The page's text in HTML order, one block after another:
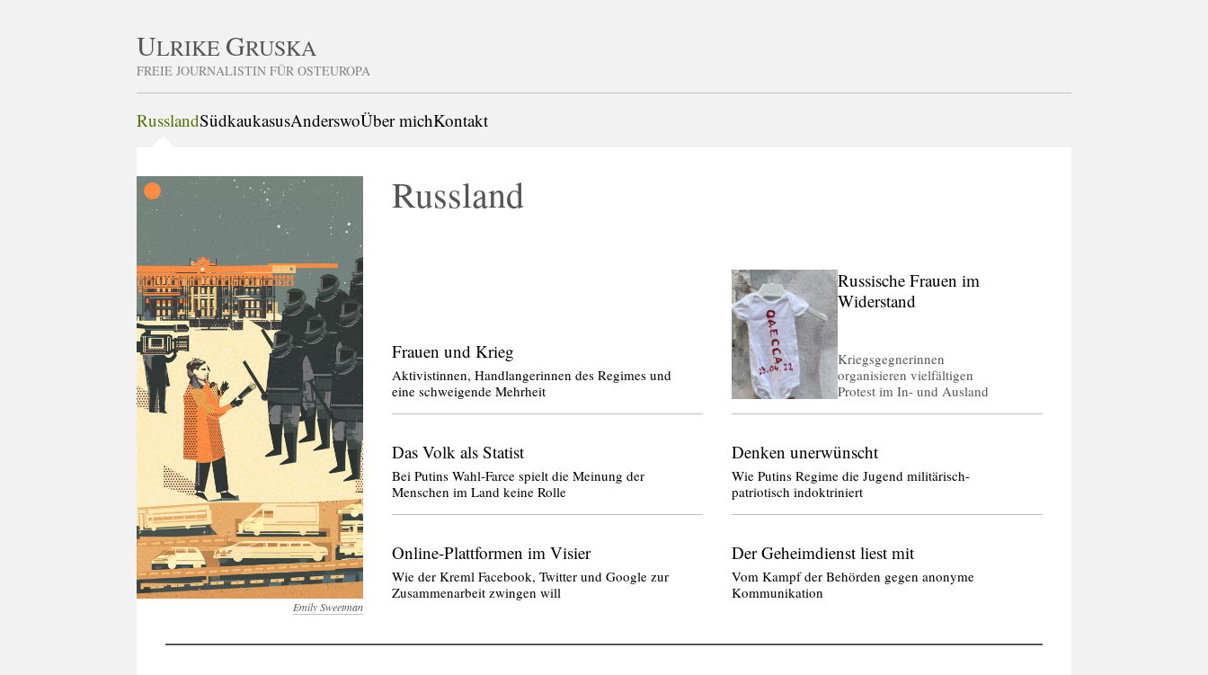
ULRIKE GRUSKA
FREIE JOURNALISTIN FÜR OSTEUROPA
RusslandSüdkaukasusAnderswoÜber michKontakt
Emily Sweetman
Russland
Frauen und Krieg
Aktivistinnen, Handlangerinnen des Regimes und
eine schweigende Mehrheit
Russische Frauen im
Widerstand
Kriegsgegnerinnen
organisieren vielfältigen
Protest im In- und Ausland
Das Volk als Statist
Bei Putins Wahl-Farce spielt die Meinung der
Menschen im Land keine Rolle
Denken unerwünscht
Wie Putins Regime die Jugend militärisch-
patriotisch indoktriniert
Online-Plattformen im Visier
Wie der Kreml Facebook, Twitter und Google zur
Zusammenarbeit zwingen will
Der Geheimdienst liest mit
Vom Kampf der Behörden gegen anonyme
Kommunikation